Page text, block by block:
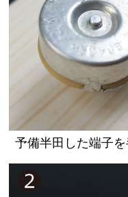
予備半田した端子